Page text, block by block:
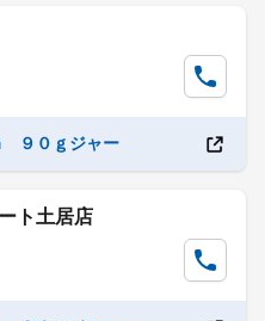
９０ｇジャー
ト土居店